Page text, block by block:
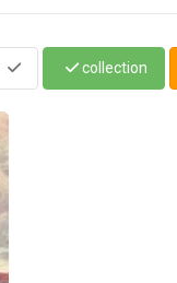
collection